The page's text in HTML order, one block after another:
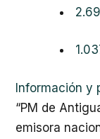
Información y
“PM de
emisora